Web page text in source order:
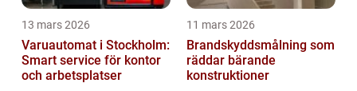
13 mars 2026
Varuautomat i Stockholm:
Smart service för kontor
och arbetsplatser
11 mars 2026
Brandskyddsmålning som
räddar bärande
konstruktioner